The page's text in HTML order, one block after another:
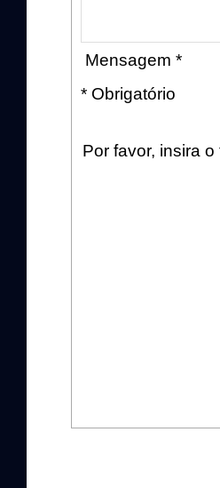
Mensagem *
* Obrigatório
Por favor, insira